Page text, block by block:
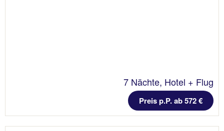
7 Nächte, Hotel + Flug
Preis p.P. ab 572 €